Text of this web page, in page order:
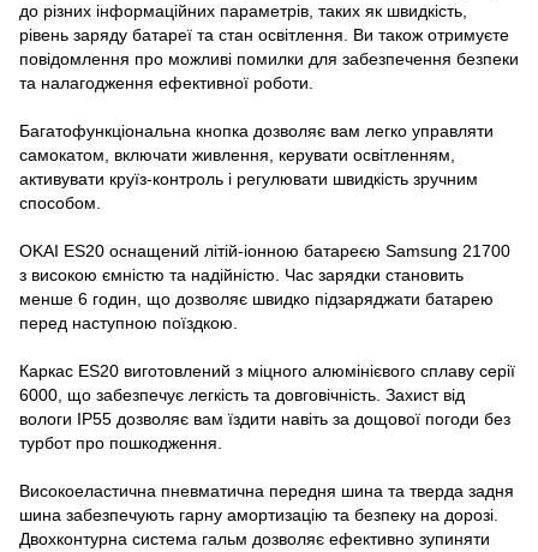
до різних інформаційних параметрів, таких як швидкість,
рівень заряду батареї та стан освітлення. Ви також отримуєте
повідомлення про можливі помилки для забезпечення безпеки
та налагодження ефективної роботи.
Багатофункціональна кнопка дозволяє вам легко управляти
самокатом, включати живлення, керувати освітленням,
активувати круїз-контроль і регулювати швидкість зручним
способом.
OKAI ES20 оснащений літій-іонною батареєю Samsung 21700
з високою ємністю та надійністю. Час зарядки становить
менше 6 годин, що дозволяє швидко підзаряджати батарею
перед наступною поїздкою.
Каркас ES20 виготовлений з міцного алюмінієвого сплаву серії
6000, що забезпечує легкість та довговічність. Захист від
вологи IP55 дозволяє вам їздити навіть за дощової погоди без
турбот про пошкодження.
Високоеластична пневматична передня шина та тверда задня
шина забезпечують гарну амортизацію та безпеку на дорозі.
Двохконтурна система гальм дозволяє ефективно зупиняти